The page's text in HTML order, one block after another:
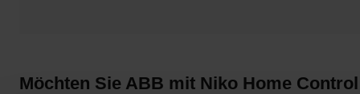
Möchten Sie ABB mit Niko Home Control